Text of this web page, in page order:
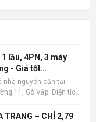
lầu, 4PN, 3 máy
- Giá tốt
nhà nguyên căn tại
11, Gò Vấp. Diện tích
3 máy lạnh, tiện nghi
TRANG – CHỈ 2,79